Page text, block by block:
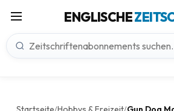
ENGLISCHE
/ /